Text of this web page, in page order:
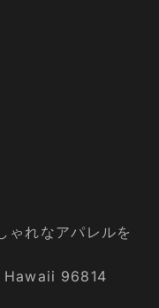
ゃれなアパレルを
96814